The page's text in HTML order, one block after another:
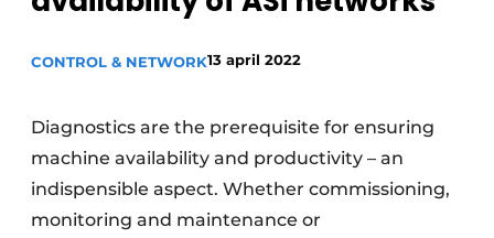
Privacy / Cookie statement
Vacature aanmelden
Video’s
CONTROL & NETWORK13 april 2022
Diagnostics are the prerequisite for ensuring
machine availability and productivity – an
indispensible aspect. Whether commissioning,
monitoring and maintenance or